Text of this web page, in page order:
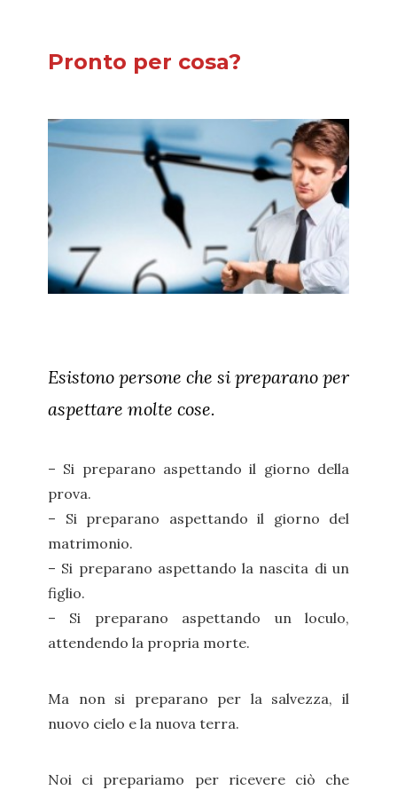
Pronto per cosa?
Esistono persone che si preparano per
aspettare molte cose.
– Si preparano aspettando il giorno della
prova.
– Si preparano aspettando il giorno del
matrimonio.
– Si preparano aspettando la nascita di un
figlio.
– Si preparano aspettando un loculo,
attendendo la propria morte.
Ma non si preparano per la salvezza, il
nuovo cielo e la nuova terra.
Noi ci prepariamo per ricevere ciò che